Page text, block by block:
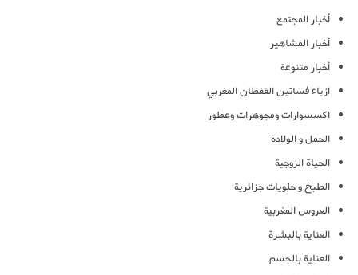
أخبار المجتمع
أخبار المشاهير
أخبار متنوعة
ازياء فساتين القفطان المغربي
اكسسوارات ومجوهرات وعطور
الحمل و الولادة
الحياة الزوجية
الطبخ و حلويات جزائرية
العروس المغربية
العناية بالبشرة
العناية بالجسم